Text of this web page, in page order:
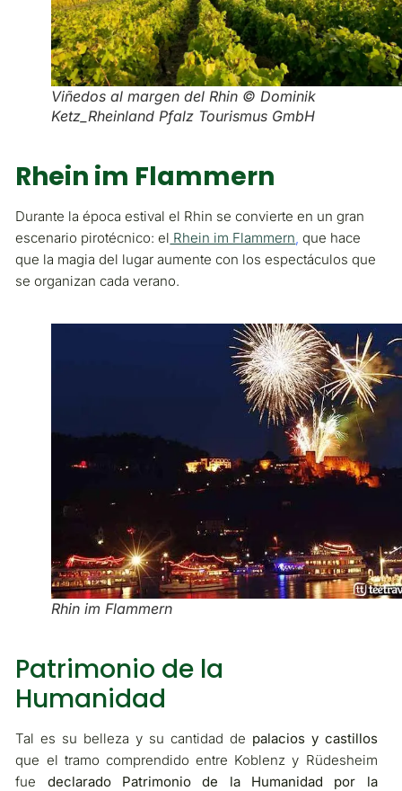
Viñedos al margen del Rhin © Dominik
Ketz_Rheinland Pfalz Tourismus GmbH
Rhein im Flammern
Durante la época estival el Rhin se convierte en un gran
escenario pirotécnico: el Rhein im Flammern que hace
que la magia del lugar aumente con los espectáculos que
se organizan cada verano.
Rhin im Flammern
Patrimonio de la
Humanidad
Tal es su belleza y su cantidad de palacios y castillos
que el tramo comprendido entre Koblenz y Rüdesheim
fue declarado Patrimonio de la Humanidad por la